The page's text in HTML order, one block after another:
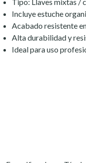
Tipo: Llaves mixtas /
Incluye estuche
Acabado resistente
Alta durabilidad y
Ideal para uso